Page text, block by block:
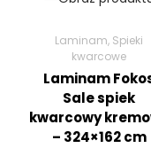
Laminam, Spieki
kwarcowe
Laminam
Sale spiek
kwarcowy
– 324×162 cm